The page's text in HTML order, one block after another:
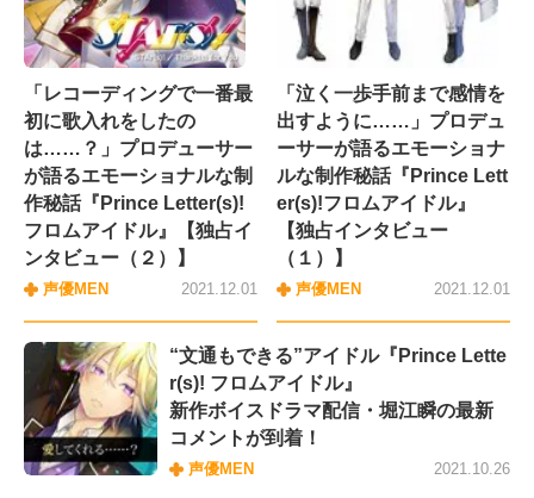
「レコーディングで一番最
初に歌入れをしたの
は……？」プロデューサー
が語るエモーショナルな制
作秘話『Prince Letter(s)!
フロムアイドル』【独占イ
ンタビュー（２）】
声優MEN 2021.12.01
「泣く一歩手前まで感情を
出すように……」プロデュ
ーサーが語るエモーショナ
ルな制作秘話『Prince Lett
er(s)!フロムアイドル』
【独占インタビュー
（１）】
声優MEN 2021.12.01
“文通もできる”アイドル『Prince Lette
r(s)! フロムアイドル』
新作ボイスドラマ配信・堀江瞬の最新
コメントが到着！
声優MEN 2021.10.26